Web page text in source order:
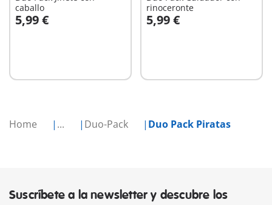
Home ... Duo-Pack Duo Pack Piratas
caballo
5,99 €
A la cesta
rinoceronte
5,99 €
A la cesta
Suscríbete a la newsletter y descubre los